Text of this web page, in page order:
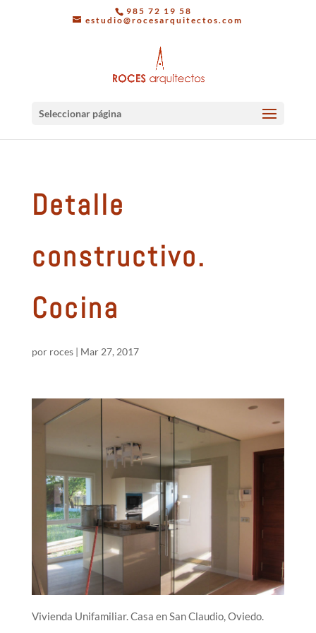
985 72 19 58
estudio@rocesarquitectos.com
Seleccionar página
Detalle
constructivo.
Cocina
por roces| Mar 27, 2017
Vivienda Unifamiliar. Casa en San Claudio, Oviedo.